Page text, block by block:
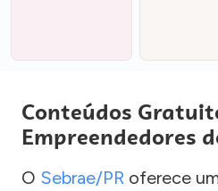
Conteúdos
Empreendedores
O Sebrae/PR oferece